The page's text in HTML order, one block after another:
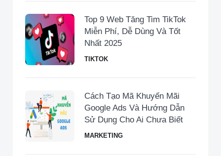
Top 9 Web Tăng Tim TikTok
Miễn Phí, Dễ Dùng Và Tốt
Nhất 2025
TIKTOK
Cách Tạo Mã Khuyến Mãi
Google Ads Và Hướng Dẫn
Sử Dụng Cho Ai Chưa Biết
MARKETING